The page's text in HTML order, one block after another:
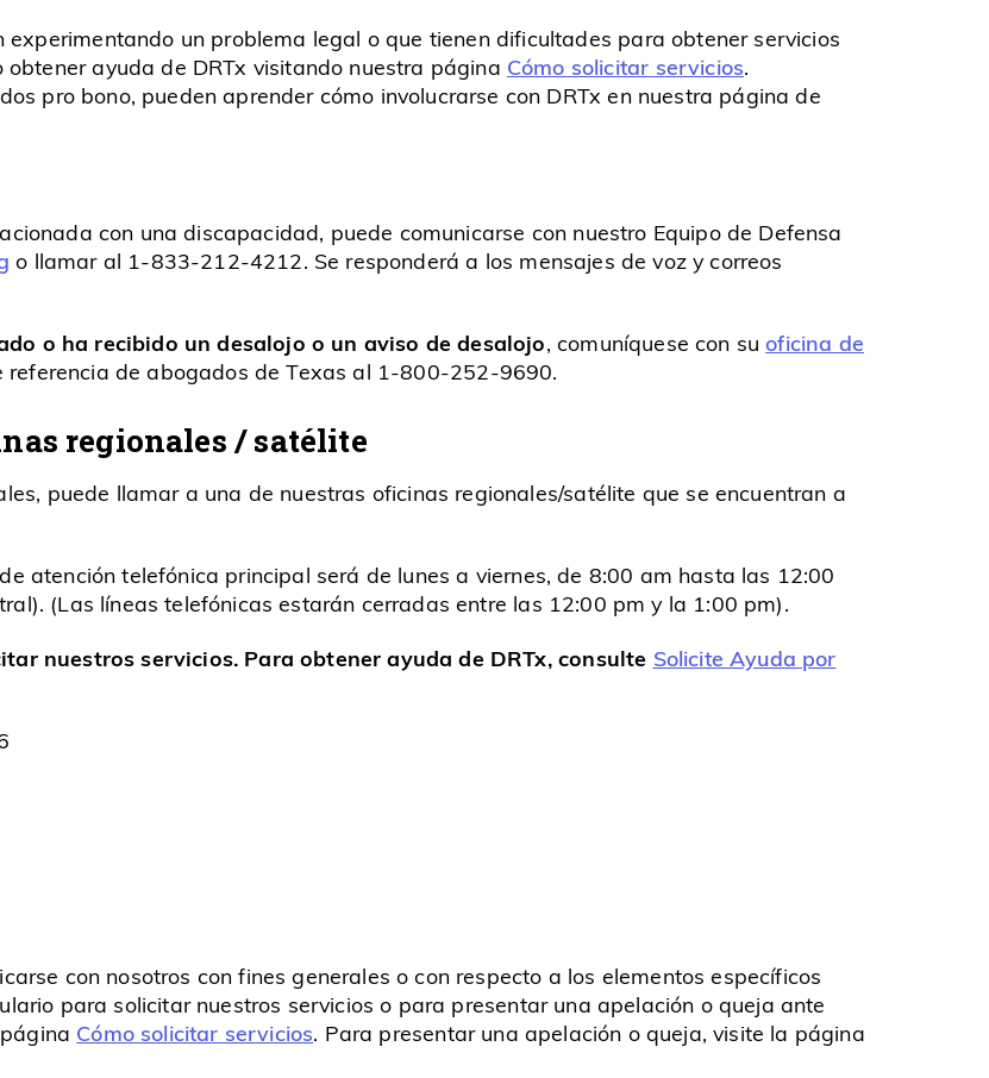
un problema legal o que tienen dificultades para obtener servicios
ayuda de DRTx visitando nuestra página Cómo solicitar servicios.
pro bono, pueden aprender cómo involucrarse con DRTx en nuestra página de
con una discapacidad, puede comunicarse con nuestro Equipo de Defensa
o llamar al 1-833-212-4212. Se responderá a los mensajes de voz y correos
o ha recibido un desalojo o un aviso de desalojo, comuníquese con suoficina de
referencia de abogados de Texas al 1-800-252-9690.
regionales / satélite
puede llamar a una de nuestras oficinas regionales/satélite que se encuentran a
atención telefónica principal será de lunes a viernes, de 8:00 am hasta las 12:00
(Las líneas telefónicas estarán cerradas entre las 12:00 pm y la 1:00 pm).
nuestros servicios. Para obtener ayuda de DRTx, consulte Solicite Ayuda por
con nosotros con fines generales o con respecto a los elementos específicos
para solicitar nuestros servicios o para presentar una apelación o queja ante
Cómo solicitar servicios. Para presentar una apelación o queja, visite la página